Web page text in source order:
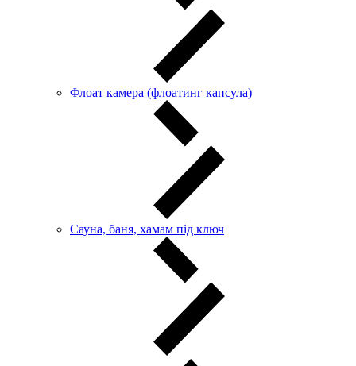
Флоат камера (флоатинг капсула)
Сауна, баня, хамам під ключ